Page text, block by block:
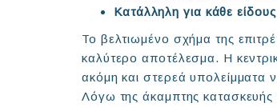
Κατάλληλη για κάθε είδους
Το βελτιωμένο σχήμα της
καλύτερο αποτέλεσμα. Η
ακόμη και στερεά υπολείμματα
Λόγω της άκαμπτης κατασκευής